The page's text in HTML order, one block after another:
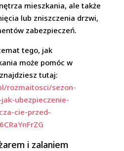
mieszkania, ale także
lub zniszczenia drzwi,
zabezpieczeń.
tego, jak
może pomóc w
tutaj:
rozmaitosci/sezon-
ubezpieczenie-
cie-przed-
i zalaniem